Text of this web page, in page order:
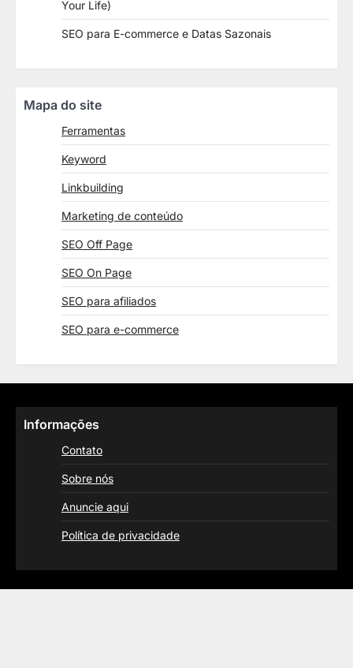
Your Life)
SEO para E-commerce e Datas Sazonais
Mapa do site
Ferramentas
Keyword
Linkbuilding
Marketing de conteúdo
SEO Off Page
SEO On Page
SEO para afiliados
SEO para e-commerce
Informações
Contato
Sobre nós
Anuncie aqui
Política de privacidade